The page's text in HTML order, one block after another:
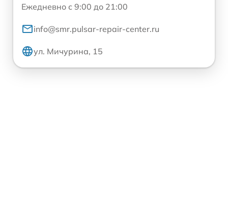
Ежедневно с 9:00 до 21:00
info@smr.pulsar-repair-center.ru
ул. Мичурина, 15